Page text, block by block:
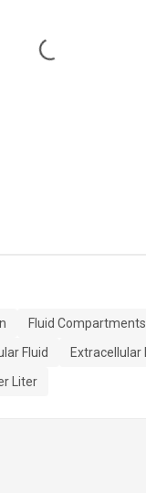
Loading...
Fluid Compartments
Fluid
Extracellular
Liter